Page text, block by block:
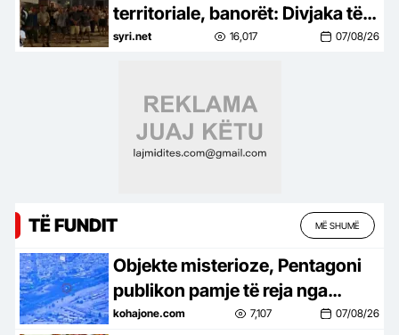
territoriale, banorët: Divjaka të
mbetet bashki, nisin peticionin
syri.net 16,017 07/08/26
TË FUNDIT MË SHUMË
Objekte misterioze, Pentagoni
publikon pamje të reja nga
dosjet e UFO-ve
kohajone.com 7,107 07/08/26